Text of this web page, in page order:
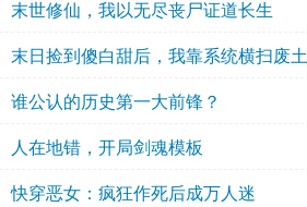
末世修仙，我以无尽丧尸证道长生
末日捡到傻白甜后，我靠系统横扫废土
谁公认的历史第一大前锋？
人在地错，开局剑魂模板
快穿恶女：疯狂作死后成万人迷